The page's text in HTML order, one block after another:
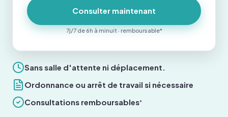
Sans salle d'attente ni déplacement.
Ordonnance ou arrêt de travail si nécessaire
Consultations remboursables*
Consulter maintenant
7j/7 de 6h à minuit · remboursable*